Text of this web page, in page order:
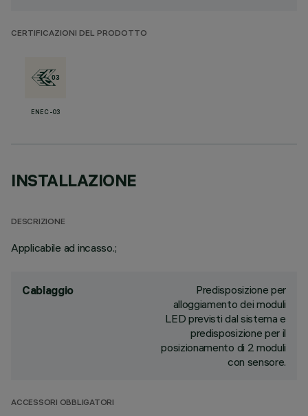
CERTIFICAZIONI DEL PRODOTTO
ENEC-03
INSTALLAZIONE
DESCRIZIONE
Applicabile ad incasso.;
Cablaggio
Predisposizione per
alloggiamento dei moduli
LED previsti dal sistema e
predisposizione per il
posizionamento di 2 moduli
con sensore.
ACCESSORI OBBLIGATORI